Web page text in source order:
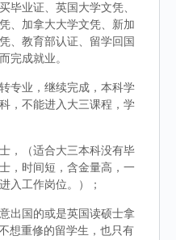
毕业证、英国大学文凭、
、加拿大大学文凭、新加
、教育部认证、留学回国
完成就业。
专业，继续完成，本科学
，不能进入大三课程，学
，（适合大三本科没有毕
，时间短，含金量高，一
入工作岗位。）；
出国的或是英国读硕士拿
想重修的留学生，也只有